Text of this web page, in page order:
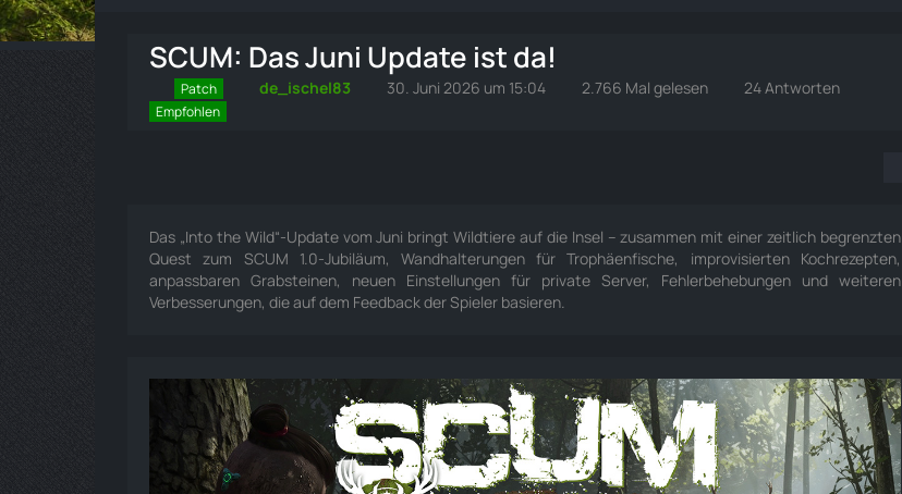
SCUM: Das Juni Update ist da!
Patch de_ischel83 30. Juni 2026 um 15:04 2.766 Mal gelesen 24 Antworten
Empfohlen
Das „Into the Wild“-Update vom Juni bringt Wildtiere auf die Insel – zusammen mit einer zeitlich begrenzten
Quest zum SCUM 1.0-Jubiläum, Wandhalterungen für Trophäenfische, improvisierten Kochrezepten,
anpassbaren Grabsteinen, neuen Einstellungen für private Server, Fehlerbehebungen und weiteren
Verbesserungen, die auf dem Feedback der Spieler basieren.